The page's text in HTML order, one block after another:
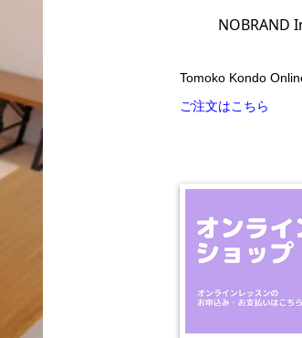
NOBRAND
Tomoko Kondo
ご注文はこちら